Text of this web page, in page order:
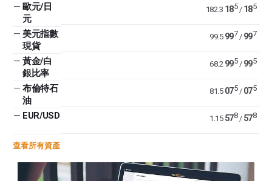
— 歐元/日
元
182.3 185/ 185
— 美元指數
現貨
99.5 997 / 997
— 黃金/白
銀比率
68.2 995/ 995
— 布倫特石
油
81.5 075/ 075
— EUR/USD 1.15 578/ 578
查看所有資產